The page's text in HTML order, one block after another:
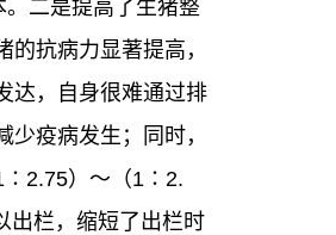
二是提高了生猪整
抗病力显著提高，
达，自身很难通过排
疫病发生；同时，
1∶2.75）～（1∶2.
出栏，缩短了出栏时